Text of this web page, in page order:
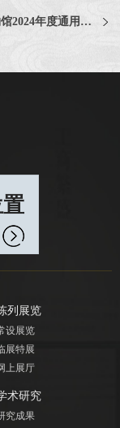
成都博物馆2024年度通用办公用品采购项目评选公告
列展览
设展览
展特展
上展厅
术研究
究成果